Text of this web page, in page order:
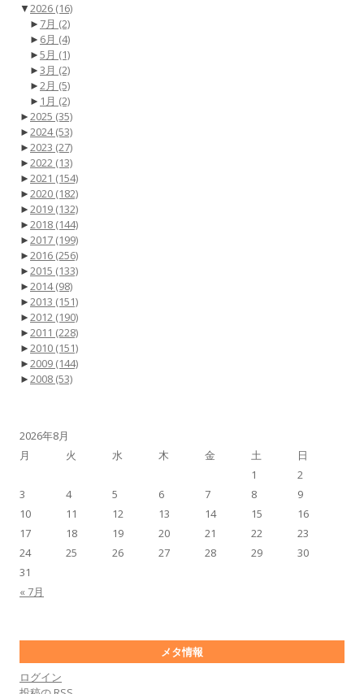
▼2026 (16)
► 7月 (2)
► 6月 (4)
►5月 (1)
►3月 (2)
►2月 (5)
► 1月 (2)
►2025 (35)
►2024(53)
►2023 (27)
►2022 (13)
►2021 (154)
►2020 (182)
►2019 (132)
►2018 (144)
►2017 (199)
►2016 (256)
►2015 (133)
►2014(98)
►2013 (151)
►2012 (190)
►2011 (228)
►2010 (151)
►2009 (144)
►2008 (53)
2026年8月
月
火 水 木 金 土 日
« 7月
1
2
3
4 5 6 7 8
9
10
11 12 13 14 15
16
17
18 19 20 21 22
23
24
25 26 27 28 29
30
31
メタ情報
ログイン